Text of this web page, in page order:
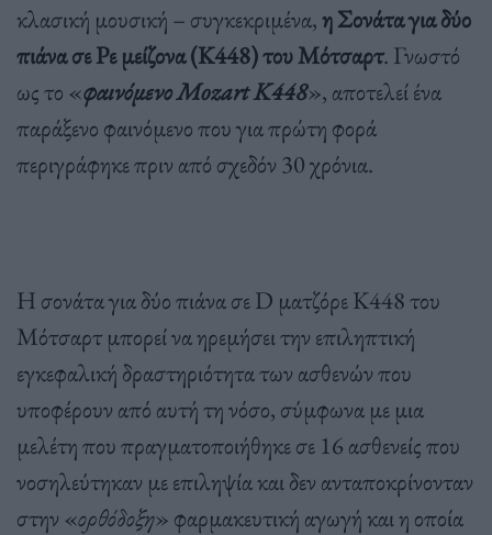
κλασική μουσική – συγκεκριμένα,η Σονάτα για δύο
πιάνα σε Ρε μείζονα (K448) του Μότσαρτ. Γνωστό
ως το «φαινόμενο Mozart K448», αποτελεί ένα
παράξενο φαινόμενο που για πρώτη φορά
περιγράφηκε πριν από σχεδόν 30 χρόνια.
Η σονάτα για δύο πιάνα σε D ματζόρε K448 του
Μότσαρτ μπορεί να ηρεμήσει την επιληπτική
εγκεφαλική δραστηριότητα των ασθενών που
υποφέρουν από αυτή τη νόσο, σύμφωνα με μια
μελέτη που πραγματοποιήθηκε σε 16 ασθενείς που
νοσηλεύτηκαν με επιληψία και δεν ανταποκρίνονταν
στην «ορθόδοξη» φαρμακευτική αγωγή και η οποία